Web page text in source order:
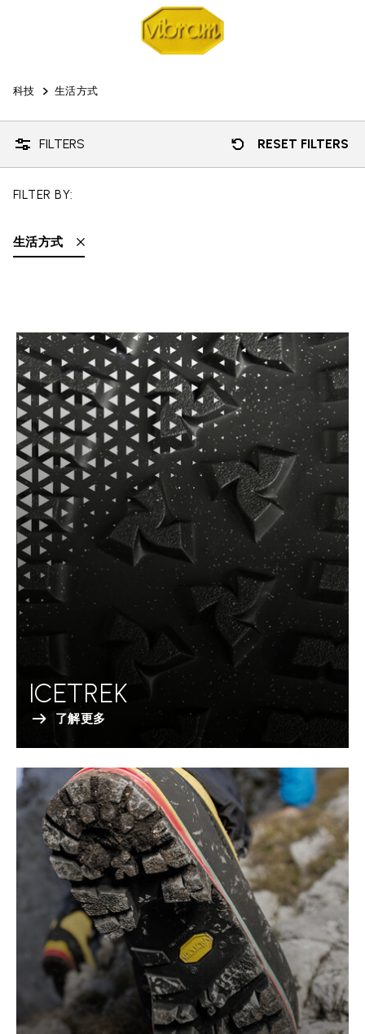
科技 生活方式
FILTERS RESET FILTERS
FILTER BY:
生活方式
ICETREK
了解更多